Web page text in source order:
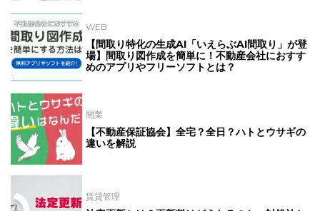
WEB
【間取り特化の生成AI「いえらぶAI間取り」が登
場】間取り図作成を簡単に！不動産会社におすす
めのアプリやフリーソフトとは？
開業
【不動産保証協会】全宅？全日？ハトとウサギの
違いを解説
賃貸管理